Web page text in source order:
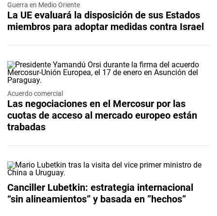
Guerra en Medio Oriente
La UE evaluará la disposición de sus Estados
miembros para adoptar medidas contra Israel
Acuerdo comercial
Las negociaciones en el Mercosur por las
cuotas de acceso al mercado europeo están
trabadas
Canciller Lubetkin: estrategia internacional
“sin alineamientos” y basada en ”hechos”